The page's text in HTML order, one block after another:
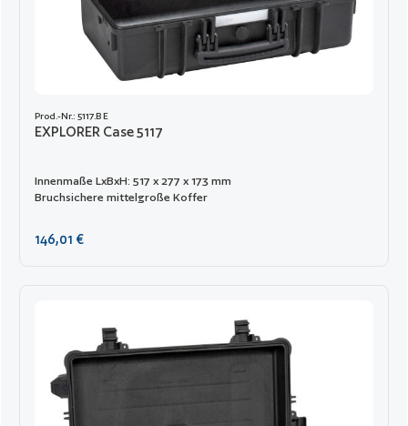
Prod.-Nr.: 5117.B E
EXPLORER Case 5117
Innenmaße LxBxH: 517 x 277 x 173 mm
Bruchsichere mittelgroße Koffer
Regulärer Preis:
146,01 €